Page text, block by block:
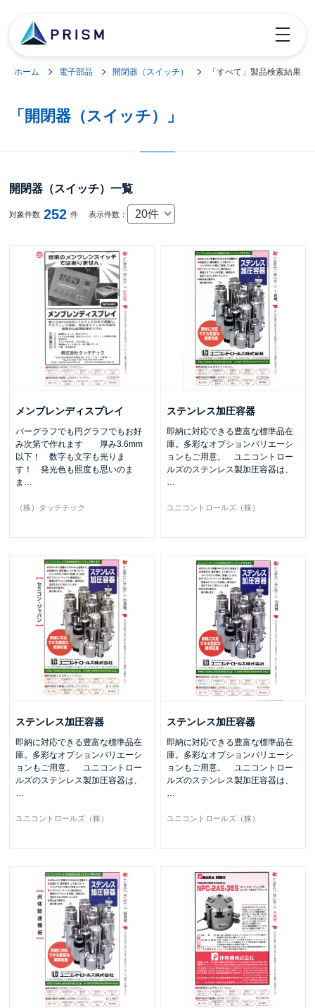
toggle
ホーム 電子部品 開閉器（スイッチ） 「すべて」製品検索結果
「開閉器（スイッチ）」
開閉器（スイッチ）一覧
対象件数 252 件 表示件数： 20件
メンブレンディスプレイ
バーグラフでも円グラフでもお好
み次第で作れます 厚み3.6mm
以下！ 数字も文字も光りま
す！ 発光色も照度も思いのま
ま …
（株）タッチテック
ステンレス加圧容器
即納に対応できる豊富な標準品在
庫。多彩なオプションバリエーシ
ョンもご用意。 ユニコントロー
ルズのステンレス製加圧容器は、
…
ユニコントロールズ（株）
ステンレス加圧容器
即納に対応できる豊富な標準品在
庫。多彩なオプションバリエーシ
ョンもご用意。 ユニコントロー
ルズのステンレス製加圧容器は、
ユニコントロールズ（株）
ステンレス加圧容器
即納に対応できる豊富な標準品在
庫。多彩なオプションバリエーシ
ョンもご用意。 ユニコントロー
ルズのステンレス製加圧容器は、
ユニコントロールズ（株）